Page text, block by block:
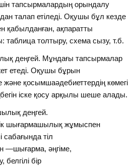
тапсырмалардың орындалу
талап етіледі. Оқушы бұл кезде
қабылданған, ақпаратты
толтыру, схема сызу, т.б.
деңгей. Мұндағы тапсырмалар
етеді. Оқушы бұрын
және қосымшаәдебиеттердің көмегі
іске қосу арқылы шеше алады.
деңгей.
шығармашылық жұмыспен
сабағында тіл
—шығарма, әңгіме,
белгілі бір